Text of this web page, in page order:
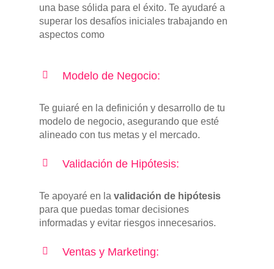
una base sólida para el éxito. Te ayudaré a
superar los desafíos iniciales trabajando en
aspectos como
Modelo de Negocio:
Te guiaré en la definición y desarrollo de tu
modelo de negocio, asegurando que esté
alineado con tus metas y el mercado.
Validación de Hipótesis:
Te apoyaré en lavalidación de hipótesis
para que puedas tomar decisiones
informadas y evitar riesgos innecesarios.
Ventas y Marketing: